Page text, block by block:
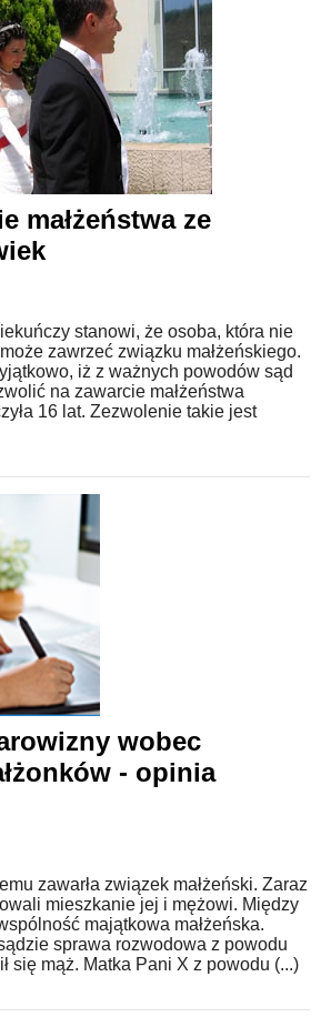
małżeństwa ze
stanowi, że osoba, która nie
zawrzeć związku małżeńskiego.
iż z ważnych powodów sąd
na zawarcie małżeństwa
16 lat. Zezwolenie takie jest
wobec
- opinia
zawarła związek małżeński. Zaraz
mieszkanie jej i mężowi. Między
majątkowa małżeńska.
sprawa rozwodowa z powodu
się mąż. Matka Pani X z powodu (...)